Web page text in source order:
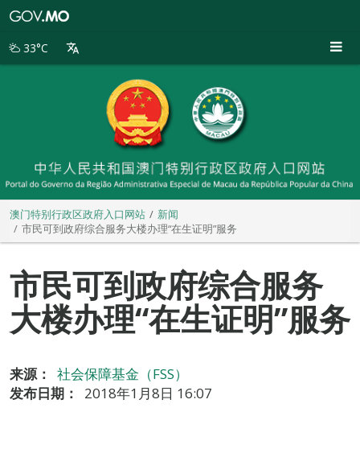
别
33°C
澳门特别行政区政府入口网站
新闻
市民可到政府综合服务大楼办理“在生证明”服务
市民可到政府综合服务
大楼办理“在生证明”服务
来源：
社会保障基金（FSS）
发布日期：
2018年1月8日 16:07